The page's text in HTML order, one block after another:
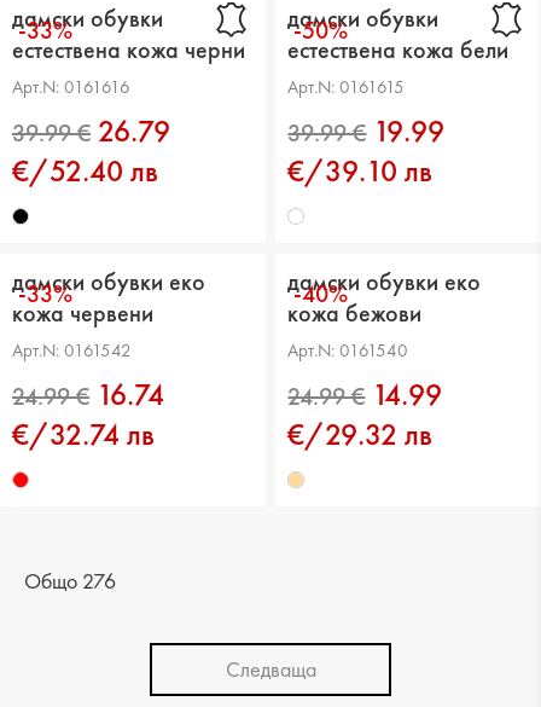
29.99 € 29.99 €
29.99 €
-33%
дамски обувки
естествена кожа черни
Арт.N: 0161616
26.79
€/52.40 лв
-50%
дамски обувки
естествена кожа бели
Арт.N: 0161615
19.99
€/39.10 лв
-33%
дамски обувки еко
кожа червени
Арт.N: 0161542
16.74
€/32.74 лв
-40%
дамски обувки еко
кожа бежови
Арт.N: 0161540
14.99
€/29.32 лв
Общо 276
Следваща